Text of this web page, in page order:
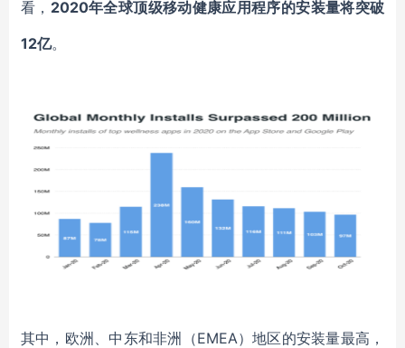
看， 2020年全球顶级移动健康应用程序的安装量将突破
12亿。
其中， 欧洲 、 中东和非洲（EMEA）地区的安装量最高，